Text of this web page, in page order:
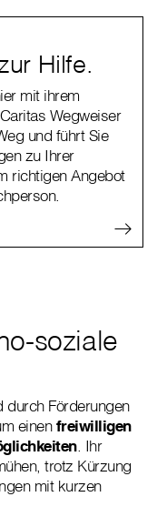
Hilfe.
mit ihrem
Wegweiser
und führt Sie
zu Ihrer
richtigen Angebot
soziale
durch Förderungen
einenfreiwilligen
. Ihr
trotz Kürzung
mit kurzen